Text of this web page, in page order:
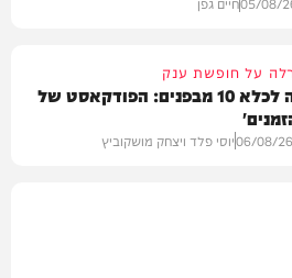
על חופשת ענק
הצצה לכלא 10 מבפנים: הפודקאסט של
06/08/26יוסי פלד ויצחק מושקוביץ